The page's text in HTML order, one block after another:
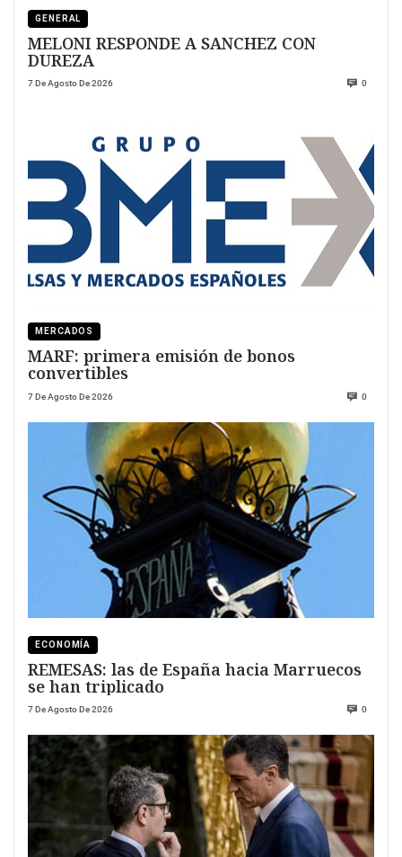
GENERAL
MELONI RESPONDE A SANCHEZ CON
DUREZA
7 De Agosto De 2026 0
MERCADOS
MARF: primera emisión de bonos
convertibles
7 De Agosto De 2026 0
ECONOMÍA
REMESAS: las de España hacia Marruecos
se han triplicado
7 De Agosto De 2026 0